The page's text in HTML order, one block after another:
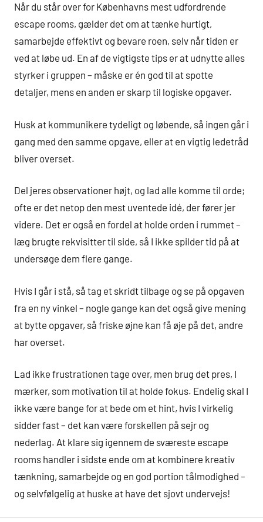
Når du står over for Københavns mest udfordrende
escape rooms, gælder det om at tænke hurtigt,
samarbejde effektivt og bevare roen, selv når tiden er
ved at løbe ud. En af de vigtigste tips er at udnytte alles
styrker i gruppen – måske er én god til at spotte
detaljer, mens en anden er skarp til logiske opgaver.
Husk at kommunikere tydeligt og løbende, så ingen går i
gang med den samme opgave, eller at en vigtig ledetråd
bliver overset.
Del jeres observationer højt, og lad alle komme til orde;
ofte er det netop den mest uventede idé, der fører jer
videre. Det er også en fordel at holde orden i rummet –
læg brugte rekvisitter til side, så I ikke spilder tid på at
undersøge dem flere gange.
Hvis I går i stå, så tag et skridt tilbage og se på opgaven
fra en ny vinkel – nogle gange kan det også give mening
at bytte opgaver, så friske øjne kan få øje på det, andre
har overset.
Lad ikke frustrationen tage over, men brug det pres, I
mærker, som motivation til at holde fokus. Endelig skal I
ikke være bange for at bede om et hint, hvis I virkelig
sidder fast – det kan være forskellen på sejr og
nederlag. At klare sig igennem de sværeste escape
rooms handler i sidste ende om at kombinere kreativ
tænkning, samarbejde og en god portion tålmodighed –
og selvfølgelig at huske at have det sjovt undervejs!